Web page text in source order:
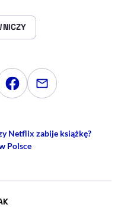
na LinkedInna Twitterze
Udostępnij na
Udostępnij
Netflix zabije książkę?
Polsce
- AUTOR ARTYKUŁU - PROFIL